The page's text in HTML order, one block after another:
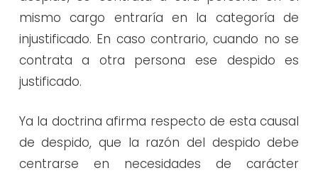
mismo cargo entraría en la categoría de
injustificado. En caso contrario, cuando no se
contrata a otra persona ese despido es
justificado.
Ya la doctrina afirma respecto de esta causal
de despido, que la razón del despido debe
centrarse en necesidades de carácter